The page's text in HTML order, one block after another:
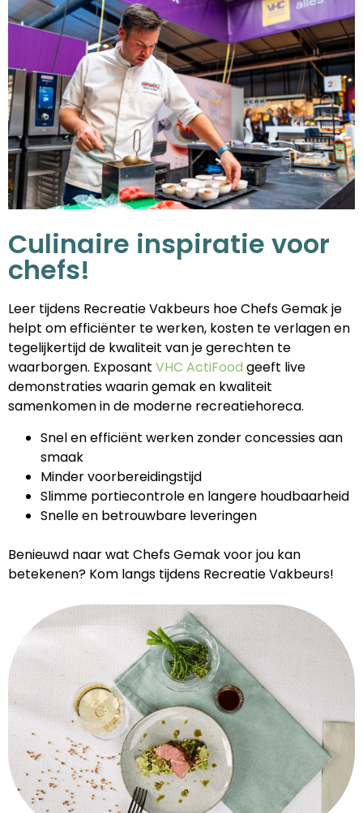
Culinaire inspiratie voor
chefs!
Leer tijdens Recreatie Vakbeurs hoe Chefs Gemak je
helpt om efficiënter te werken, kosten te verlagen en
tegelijkertijd de kwaliteit van je gerechten te
waarborgen. Exposant VHC ActiFood geeft live
demonstraties waarin gemak en kwaliteit
samenkomen in de moderne recreatiehoreca.
Snel en efficiënt werken zonder concessies aan
smaak
Minder voorbereidingstijd
Slimme portiecontrole en langere houdbaarheid
Snelle en betrouwbare leveringen
Benieuwd naar wat Chefs Gemak voor jou kan
betekenen? Kom langs tijdens Recreatie Vakbeurs!